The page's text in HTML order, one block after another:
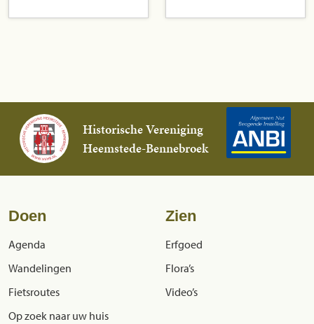
Historische Vereniging
Heemstede-Bennebroek
Doen
Agenda
Wandelingen
Fietsroutes
Op zoek naar uw huis
Zien
Erfgoed
Flora’s
Video’s